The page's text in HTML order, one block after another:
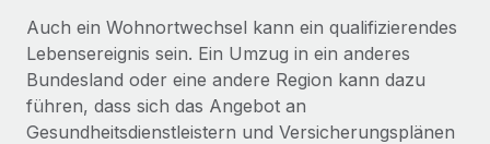
Auch ein Wohnortwechsel kann ein qualifizierendes
Lebensereignis sein. Ein Umzug in ein anderes
Bundesland oder eine andere Region kann dazu
führen, dass sich das Angebot an
Gesundheitsdienstleistern und Versicherungsplänen